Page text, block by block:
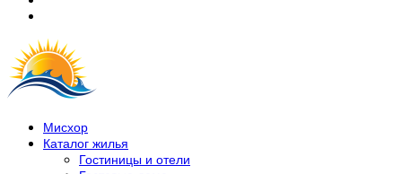
Мисхор
Каталог жилья
Гостиницы и отели